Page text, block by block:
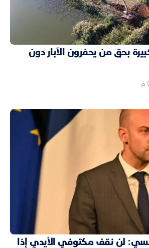
بحق من يحفرون الآبار دون
لن نقف مكتوفي الأيدي إذا